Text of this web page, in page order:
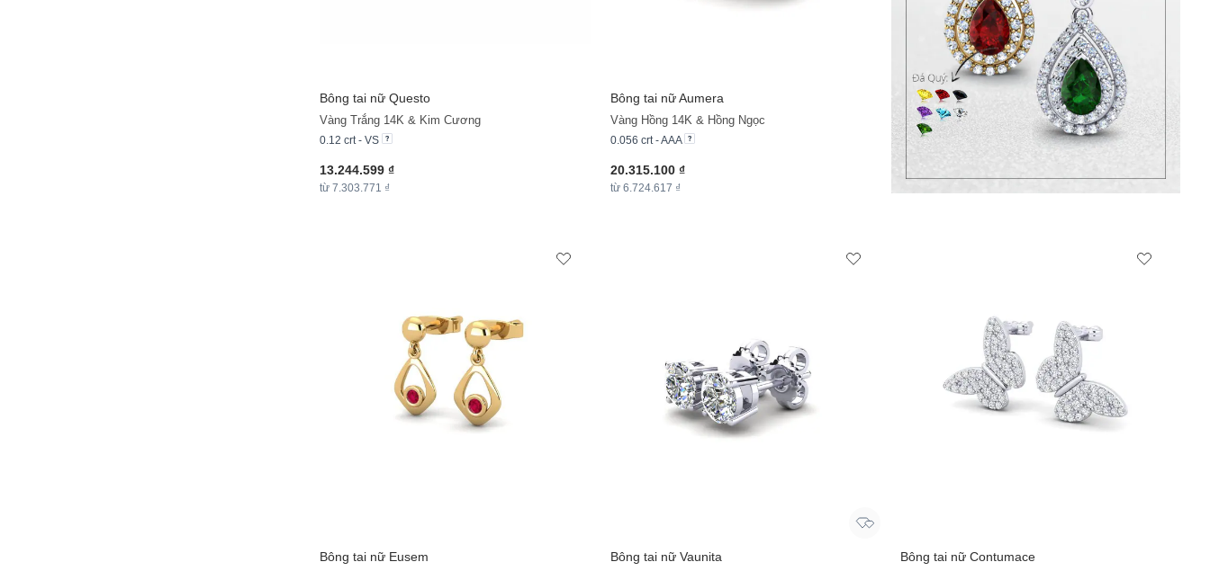
Bông tai nữ Questo
Vàng Trắng 14K & Kim Cương
0.12 crt - VS
13.244.599 ₫
từ 7.303.771 ₫
Bông tai nữ Aumera
Vàng Hồng 14K & Hồng Ngọc
0.056 crt - AAA
20.315.100 ₫
từ 6.724.617 ₫
Bông tai nữ Eusem Bông tai nữ Vaunita Bông tai nữ Contumace